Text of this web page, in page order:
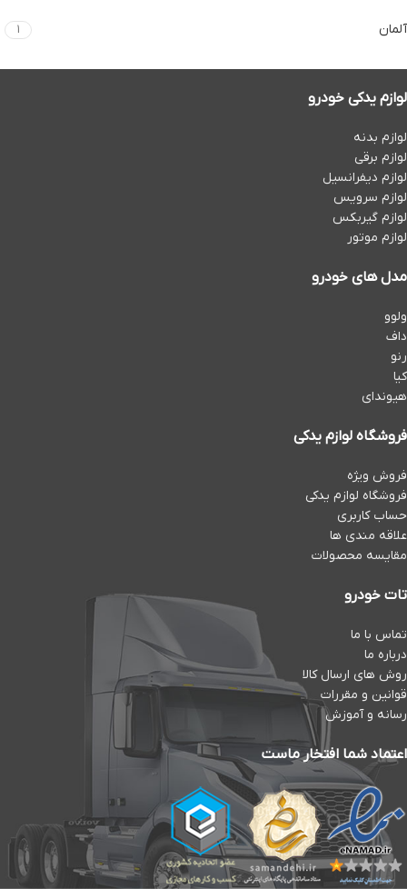
آلمان 1
لوازم یدکی خودرو
لوازم بدنه
لوازم برقی
لوازم دیفرانسیل
لوازم سرویس
لوازم گیربکس
لوازم موتور
مدل های خودرو
ولوو
داف
رنو
کیا
هیوندای
فروشگاه لوازم یدکی
فروش ویژه
فروشگاه لوازم یدکی
حساب کاربری
علاقه مندی ها
مقایسه محصولات
تات خودرو
تماس با ما
درباره ما
روش های ارسال کالا
قوانین و مقررات
رسانه و آموزش
اعتماد شما افتخار ماست